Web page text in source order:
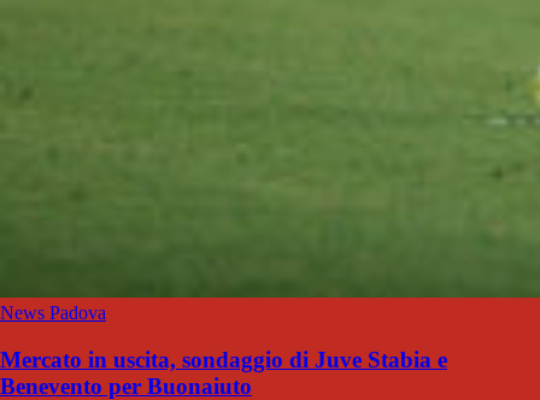
News Padova
Mercato in uscita, sondaggio di Juve Stabia e
Benevento per Buonaiuto